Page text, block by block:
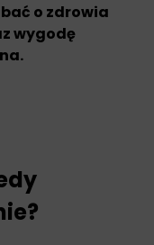
o zdrowia
wygodę